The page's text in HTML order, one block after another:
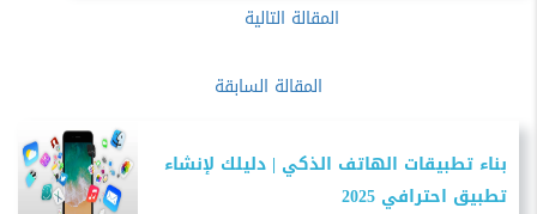
المقالة التالية
المقالة السابقة
بناء تطبيقات الهاتف الذكي | دليلك لإنشاء
تطبيق احترافي 2025